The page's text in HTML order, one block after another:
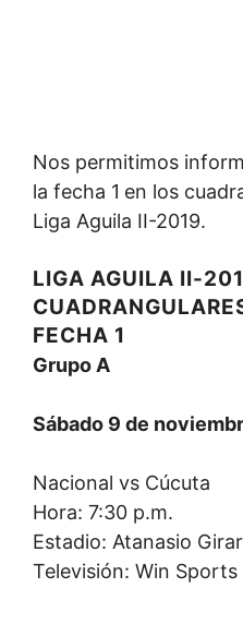
Nos permitimos
la fecha 1 en los
Liga Aguila II-2019.
LIGA AGUILA II-
FECHA 1
Grupo A
Sábado 9 de
Nacional vs Cúcuta
Hora: 7:30 p.m.
Estadio: Atanasio
Televisión: Win Sports